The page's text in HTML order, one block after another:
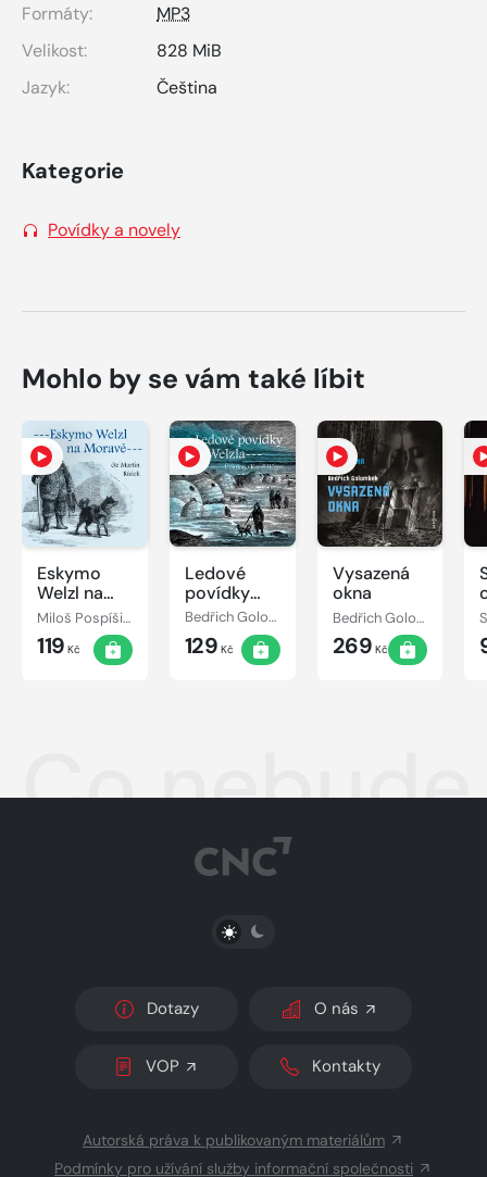
Formáty:
MP3
Velikost:
828 MiB
Jazyk:
Čeština
Kategorie
Povídky a novely
Mohlo by se vám také líbit
Eskymo
Welzl na
Moravě
Miloš Pospíšil, Bedřich Golombek
119 Kč
Ledové
povídky
Jana WelzlaBedřich Golombek, Karel Höger, Edvard Valenta
129 Kč
Vysazená
okna
Bedřich Golombek, Aleš Procházka
269 Kč
Co
PŘEPNOUT SVĚTLÝ/TMAVÝ REŽIM
Dotazy O nás
VOP Kontakty
Autorská práva k publikovaným materiálům
Podmínky pro užívání služby informační společnosti